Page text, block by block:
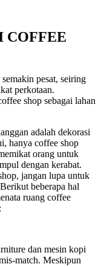
COFFEE
pesat, seiring
perkotaan.
shop sebagai lahan
adalah dekorasi
hanya coffee shop
orang untuk
dengan kerabat.
jangan lupa untuk
beberapa hal
ruang coffee
dan mesin kopi
match. Meskipun